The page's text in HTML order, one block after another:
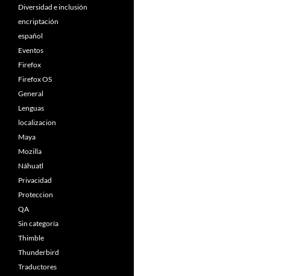
Diversidad e inclusión
encriptación
español
Eventos
Firefox
Firefox OS
General
Lenguas
localizacion
Maya
Mozilla
Náhuatl
Privacidad
Proteccion
QA
Sin categoría
Thimble
Thunderbird
Traductores